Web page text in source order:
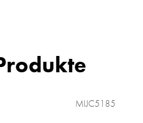
MIJC5185